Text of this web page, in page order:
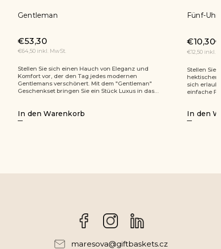
Gentleman
€64,50 inkl. MwSt.
€53,30
In den Warenkorb
Stellen Sie sich einen Hauch von Eleganz und
Komfort vor, der den Tag jedes modernen
Gentlemans verschönert. Mit dem "Gentleman"
Geschenkset bringen Sie ein Stück Luxus in das...
Fünf-
€12,50 inkl.
€10,30
In den
Stellen Sie
hektischen
sich
einfache
FacebookInstagram
maresova@giftbaskets.cz